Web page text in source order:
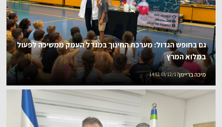
גם בחופש הגדול: מערכת החינוך במגדל העמק ממשיכה לפעול
במלוא המרץ
מיכה בריימן03/12/17 14:51